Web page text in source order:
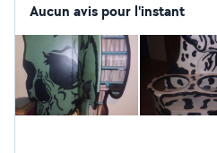
métallique, monteur
des meubles disgn et
en bois ou autre. Je suis
dans mon travail.
Aucun avis pour l'instant